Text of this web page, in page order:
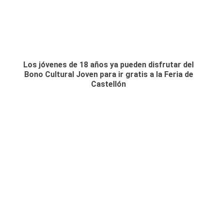
Los jóvenes de 18 años ya pueden disfrutar del
Bono Cultural Joven para ir gratis a la Feria de
Castellón